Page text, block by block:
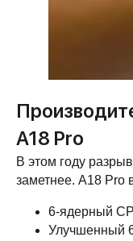
A18 Pro
В этом году
заметнее. A18 Pro
6-ядерный
Улучшенный